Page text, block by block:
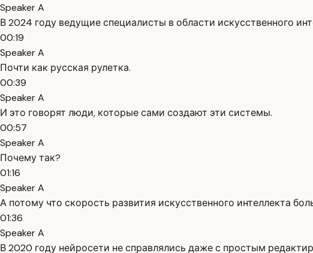
Speaker A
В 2024 году ведущие специалисты в области искусственного
00:19
Speaker A
Почти как русская рулетка.
00:39
Speaker A
И это говорят люди, которые сами создают эти системы.
00:57
Speaker A
Почему так?
01:16
Speaker A
А потому что скорость развития искусственного интеллекта
01:36
Speaker A
В 2020 году нейросети не справлялись даже с простым